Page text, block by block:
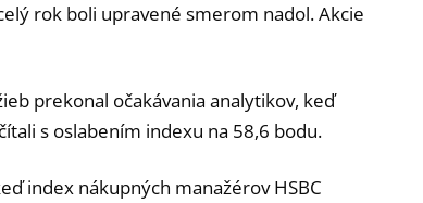
rok boli upravené smerom nadol. Akcie
prekonal očakávania analytikov, keď
s oslabením indexu na 58,6 bodu.
index nákupných manažérov HSBC